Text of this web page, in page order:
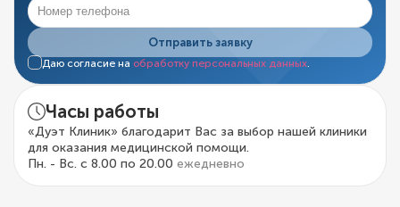
Отправить заявку
Даю согласие на обработку персональных данных
Часы работы
«Дуэт Клиник» благодарит Вас за выбор нашей клиники
для оказания медицинской помощи.
Пн. - Вс. с 8.00 по 20.00 ежедневно